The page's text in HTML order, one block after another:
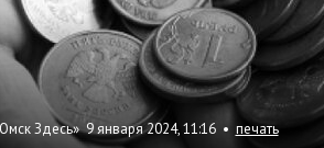
Здесь» 9 января 2024, 11:16 • печать